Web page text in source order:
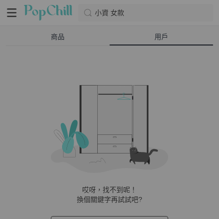
小資 女款
商品 用戶
哎呀，找不到呢！
換個關鍵字再試試吧?